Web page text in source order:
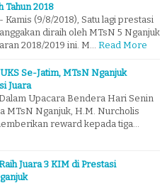
Tahun 2018
Kamis (9/8/2018), Satu lagi prestasi
diraih oleh MTsN 5 Nganjuk
2018/2019 ini. M…
Read More
Se-Jatim, MTsN Nganjuk
Juara
Upacara Bendera Hari Senin
MTsN Nganjuk, H.M. Nurcholis
reward kepada tiga…
Juara 3 KIM di Prestasi